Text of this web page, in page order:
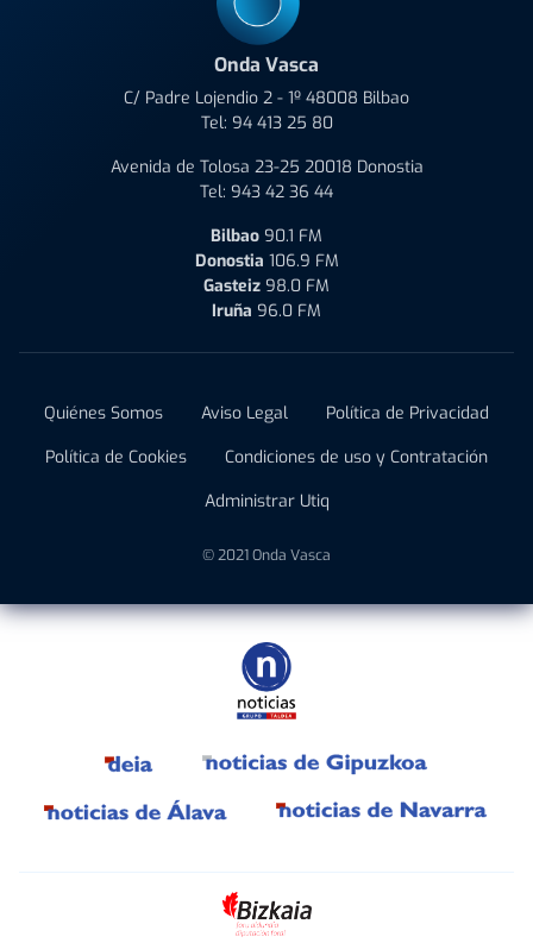
Onda Vasca
C/ Padre Lojendio 2 - 1º 48008 Bilbao
Tel: 94 413 25 80
Avenida de Tolosa 23-25 20018 Donostia
Tel: 943 42 36 44
Bilbao 90.1 FM
Donostia 106.9 FM
Gasteiz 98.0 FM
Iruña 96.0 FM
Quiénes Somos Aviso Legal
Política de Privacidad
Política de Cookies
Condiciones de uso y Contratación
Administrar Utiq
© 2021 Onda Vasca